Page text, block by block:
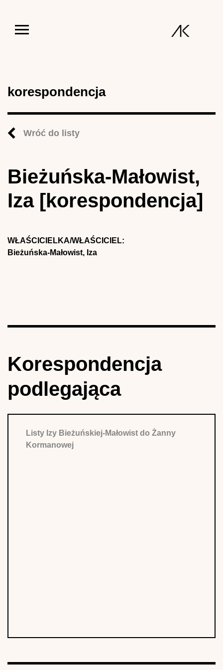
korespondencja
Wróć do listy
Bieżuńska-Małowist,
Iza [korespondencja]
WŁAŚCICIELKA/WŁAŚCICIEL:
Bieżuńska-Małowist, Iza
Korespondencja
podlegająca
Listy Izy Bieżuńskiej-Małowist do Żanny
Kormanowej